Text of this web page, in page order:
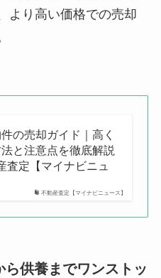
より高い価格での売却
不動産査定【マイナビニュース】
の売却ガイド｜高く
と注意点を徹底解説
査定【マイナビニュ
ら供養までワンストッ